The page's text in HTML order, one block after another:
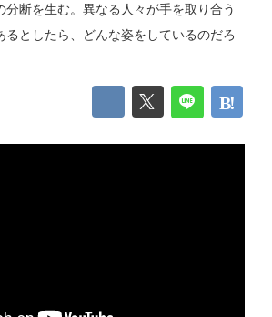
分断を生む。異なる人々が手を取り合う
としたら、どんな姿をしているのだろ